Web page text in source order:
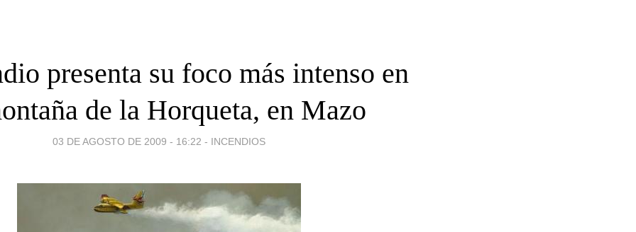
presenta su foco más intenso en
de la Horqueta, en Mazo
03 DE AGOSTO DE 2009 - 16:22 - INCENDIOS